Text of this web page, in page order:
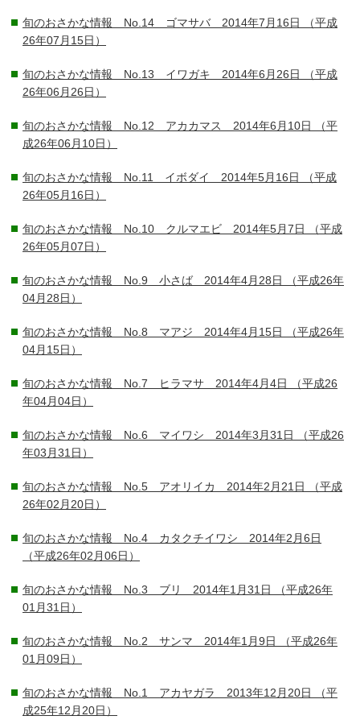
旬のおさかな情報 No.14 ゴマサバ 2014年7月16日
（平成
26年07月15日）
旬のおさかな情報 No.13 イワガキ 2014年6月26日
（平成
26年06月26日）
旬のおさかな情報 No.12 アカカマス 2014年6月10日
（平
成26年06月10日）
旬のおさかな情報 No.11 イボダイ 2014年5月16日
（平成
26年05月16日）
旬のおさかな情報 No.10 クルマエビ 2014年5月7日
（平成
26年05月07日）
旬のおさかな情報 No.9 小さば 2014年4月28日
（平成26年
04月28日）
旬のおさかな情報 No.8 マアジ 2014年4月15日
（平成26年
04月15日）
旬のおさかな情報 No.7 ヒラマサ 2014年4月4日
（平成26
年04月04日）
旬のおさかな情報 No.6 マイワシ 2014年3月31日
（平成26
年03月31日）
旬のおさかな情報 No.5 アオリイカ 2014年2月21日
（平成
26年02月20日）
旬のおさかな情報 No.4 カタクチイワシ 2014年2月6日
（平成26年02月06日）
旬のおさかな情報 No.3 ブリ 2014年1月31日
（平成26年
01月31日）
旬のおさかな情報 No.2 サンマ 2014年1月9日
（平成26年
01月09日）
旬のおさかな情報 No.1 アカヤガラ 2013年12月20日
（平
成25年12月20日）